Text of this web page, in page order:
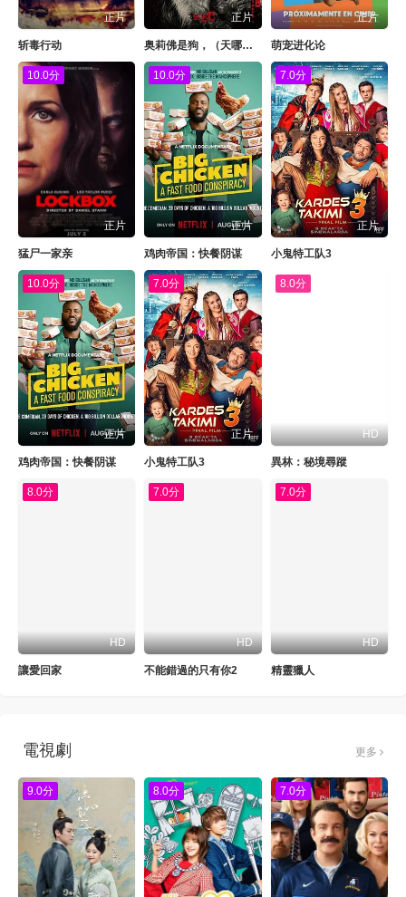
正片
斩毒行动
正片
奥莉佛是狗，（天哪！！）这家伙电影版
正片
萌宠进化论
10.0分
正片
猛尸一家亲
10.0分
正片
鸡肉帝国：快餐阴谋
7.0分
正片
小鬼特工队3
10.0分
正片
鸡肉帝国：快餐阴谋
7.0分
正片
小鬼特工队3
8.0分
HD
異林：秘境尋蹤
8.0分
HD
讓愛回家
7.0分
HD
不能錯過的只有你2
7.0分
HD
精靈獵人
電視劇 更多
9.0分 8.0分 7.0分